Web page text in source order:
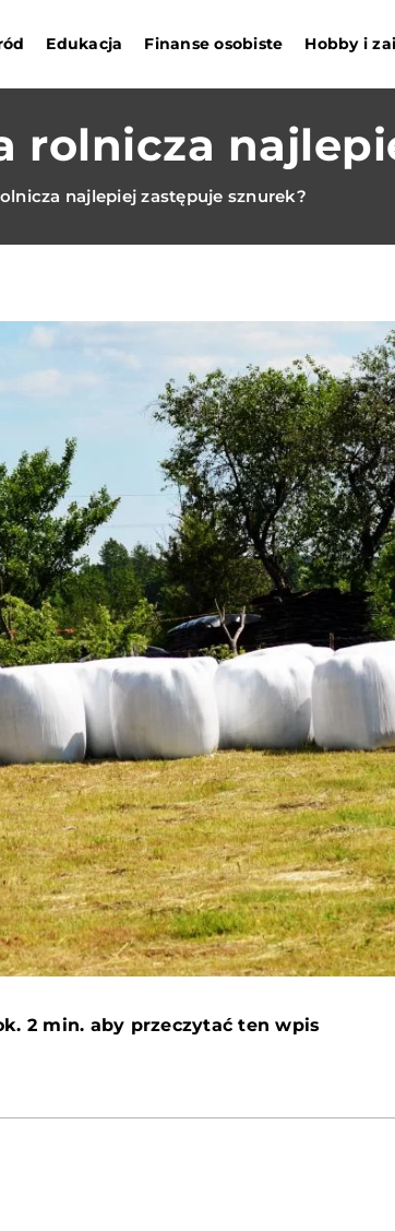
Edukacja Finanse osobiste Hobby i
rolnicza
najlepiej zastępuje sznurek?
2 min. aby przeczytać ten wpis